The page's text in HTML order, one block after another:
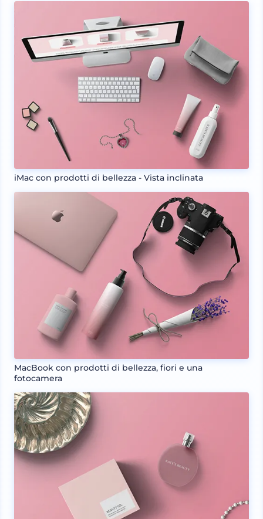
iMac con prodotti di bellezza - Vista inclinata
MacBook con prodotti di bellezza, fiori e una
fotocamera